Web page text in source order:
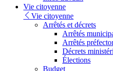
Vie citoyenne
Vie citoyenne
Arrêtés et décrets
Arrêtés
Arrêtés
Décrets
Élections
Budget